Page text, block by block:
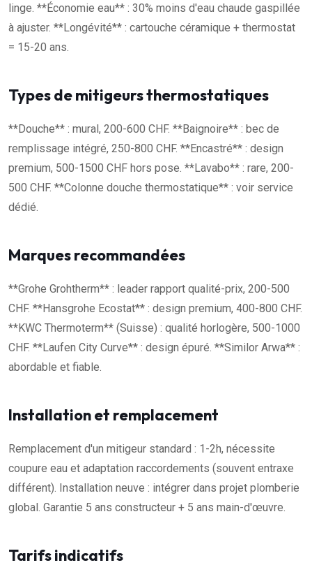
linge. **Économie eau** : 30% moins d'eau chaude gaspillée
à ajuster. **Longévité** : cartouche céramique + thermostat
= 15-20 ans.
Types de mitigeurs thermostatiques
**Douche** : mural, 200-600 CHF. **Baignoire** : bec de
remplissage intégré, 250-800 CHF. **Encastré** : design
premium, 500-1500 CHF hors pose. **Lavabo** : rare, 200-
500 CHF. **Colonne douche thermostatique** : voir service
dédié.
Marques recommandées
**Grohe Grohtherm** : leader rapport qualité-prix, 200-500
CHF. **Hansgrohe Ecostat** : design premium, 400-800 CHF.
**KWC Thermoterm** (Suisse) : qualité horlogère, 500-1000
CHF. **Laufen City Curve** : design épuré. **Similor Arwa** :
abordable et fiable.
Installation et remplacement
Remplacement d'un mitigeur standard : 1-2h, nécessite
coupure eau et adaptation raccordements (souvent entraxe
différent). Installation neuve : intégrer dans projet plomberie
global. Garantie 5 ans constructeur + 5 ans main-d'œuvre.
Tarifs indicatifs